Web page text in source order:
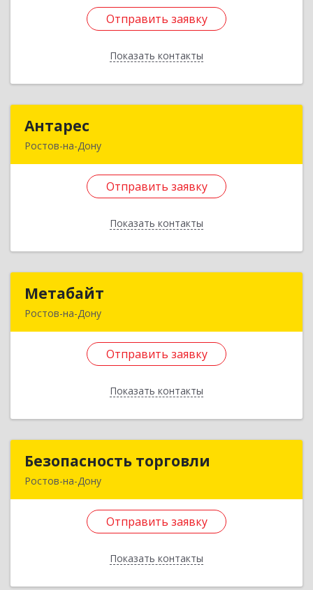
Отправить заявку
Показать контакты
Буденновский пр-кт, дом № 93/295, ком.535
Антарес
Ростов-на-Дону
Отправить заявку
Показать контакты
Ворошиловский пр-кт, владение № 46/176,
Метабайт
Ростов-на-Дону
Отправить заявку
Показать контакты
Большая Садовая ул, дом № 58/30
Безопасность торговли
Ростов-на-Дону
Отправить заявку
Показать контакты
Безопасность торговли
Мечникова ул, дом № 112, корпус Г, оф.406